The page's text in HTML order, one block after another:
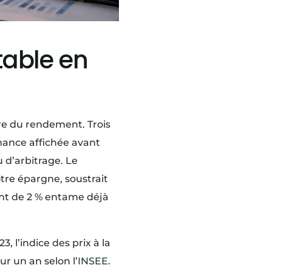
en
du rendement. Trois
affichée avant
Le
épargne, soustrait
de 2 % entame déjà
l’indice des prix à la
un an selon l’INSEE.